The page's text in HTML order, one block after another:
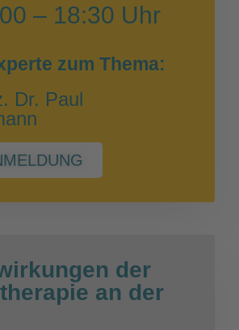
– 18:30 Uhr
zum Thema:
Dr. Paul
der
an der